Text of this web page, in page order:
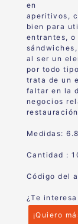
en
aperitivos,
bien para
entrantes,
al ser un
por todo
trata de un
faltar en la
negocios
Medidas:
Cantidad :
Código del
¿Te
¡Quiero